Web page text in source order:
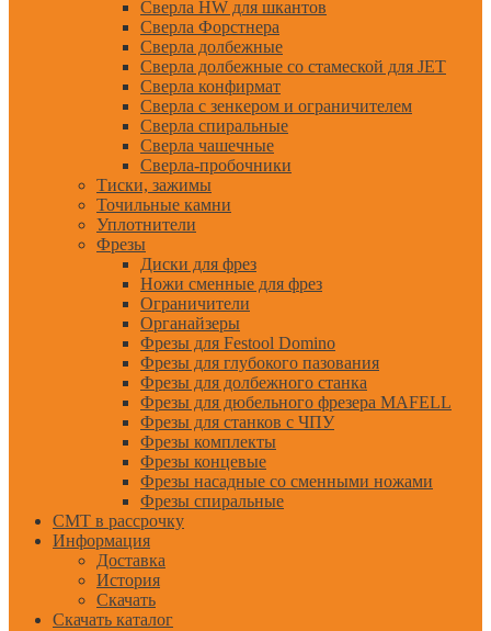
Сверла HW для шкантов
Сверла Форстнера
Сверла долбежные
Сверла долбежные со стамеской для JET
Сверла конфирмат
Сверла с зенкером и ограничителем
Сверла спиральные
Сверла чашечные
Сверла-пробочники
Тиски, зажимы
Точильные камни
Уплотнители
Фрезы
Диски для фрез
Ножи сменные для фрез
Ограничители
Органайзеры
Фрезы для Festool Domino
Фрезы для глубокого пазования
Фрезы для долбежного станка
Фрезы для дюбельного фрезера MAFELL
Фрезы для станков с ЧПУ
Фрезы комплекты
Фрезы концевые
Фрезы насадные со сменными ножами
Фрезы спиральные
CMT в рассрочку
Информация
Доставка
История
Скачать
Скачать каталог